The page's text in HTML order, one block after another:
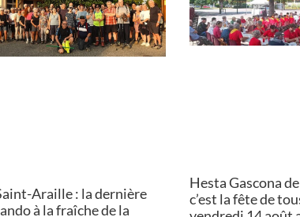
Araille : la dernière
à la fraîche de la
Hesta Gascona
c’est la fête de